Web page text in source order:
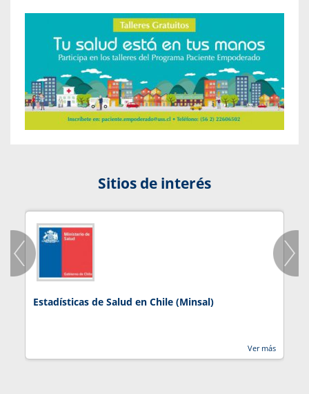
Sitios de interés
Estadísticas de Salud en Chile (Minsal)
Ver más